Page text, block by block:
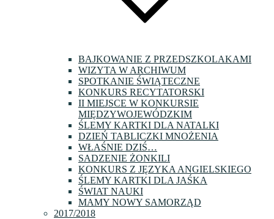
BAJKOWANIE Z PRZEDSZKOLAKAMI
WIZYTA W ARCHIWUM
SPOTKANIE ŚWIĄTECZNE
KONKURS RECYTATORSKI
II MIEJSCE W KONKURSIE
MIĘDZYWOJEWÓDZKIM
ŚLEMY KARTKI DLA NATALKI
DZIEŃ TABLICZKI MNOŻENIA
WŁAŚNIE DZIŚ…
SADZENIE ŻONKILI
KONKURS Z JĘZYKA ANGIELSKIEGO
ŚLEMY KARTKI DLA JAŚKA
ŚWIAT NAUKI
MAMY NOWY SAMORZĄD
2017/2018